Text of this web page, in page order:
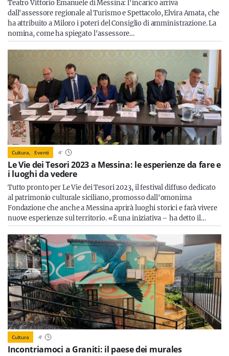
Teatro Vittorio Emanuele di Messina: l'incarico arriva
dall'assessore regionale al Turismo e Spettacolo, Elvira Amata, che
ha attribuito a Miloro i poteri del Consiglio di amministrazione. La
nomina, come ha spiegato l'assessore…
Cultura, Eventi 4'
Le Vie dei Tesori 2023 a Messina: le esperienze da fare e
i luoghi da vedere
Tutto pronto per Le Vie dei Tesori 2023, il festival diffuso dedicato
al patrimonio culturale siciliano, promosso dall'omonima
Fondazione che anche a Messina aprirà luoghi storici e farà vivere
nuove esperienze sul territorio. «È una iniziativa – ha detto il…
Cultura 4'
Incontriamoci a Graniti: il paese dei murales